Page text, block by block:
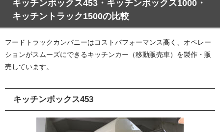
キッチンボックス453・キッチンボックス1000・
キッチントラック1500の比較
フードトラックカンパニーはコストパフォーマンス高く、オペレー
ションがスムーズにできるキッチンカー（移動販売車）を製作・販
売しています。
キッチンボックス453